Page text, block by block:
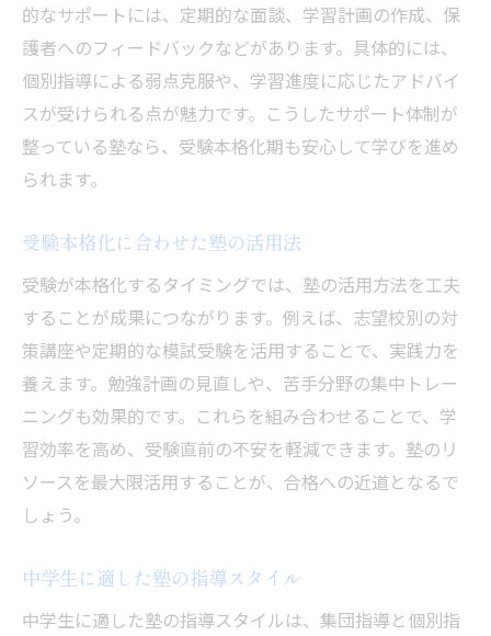
因
個別指導が受験対策に与える効果
塾の個別指導で苦手克服の秘訣を探る
塾で実感できる成績向上のポイント
個別対応が自信に繋がる塾の工夫
受験本格化期に強い塾の個別指導力
効率的な受験勉強法を塾で身につける
塾で学ぶ効率的な勉強スケジュール術
受験本格化時期に必須の塾活用法とは
塾が中学生に伝える集中力アップの方法
塾指導で身につく自学自習のポイント
志望校合格を目指す塾活用の秘訣
塾活用で志望校合格に近づく方法
的なサポートには、定期的な面談、学習計画の作成、保
護者へのフィードバックなどがあります。具体的には、
個別指導による弱点克服や、学習進度に応じたアドバイ
スが受けられる点が魅力です。こうしたサポート体制が
整っている塾なら、受験本格化期も安心して学びを進め
られます。
受験本格化に合わせた塾の活用法
受験が本格化するタイミングでは、塾の活用方法を工夫
することが成果につながります。例えば、志望校別の対
策講座や定期的な模試受験を活用することで、実践力を
養えます。勉強計画の見直しや、苦手分野の集中トレー
ニングも効果的です。これらを組み合わせることで、学
習効率を高め、受験直前の不安を軽減できます。塾のリ
ソースを最大限活用することが、合格への近道となるで
しょう。
中学生に適した塾の指導スタイル
中学生に適した塾の指導スタイルは、集団指導と個別指